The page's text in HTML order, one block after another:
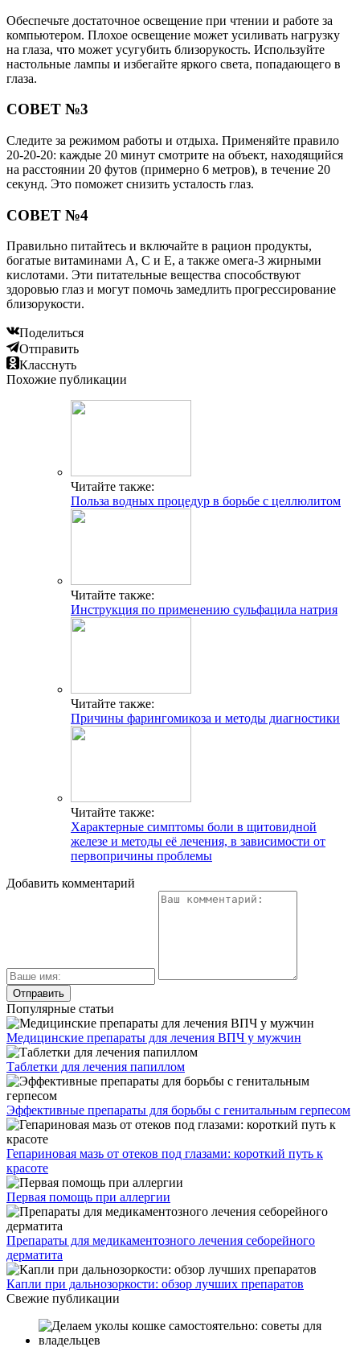
Обеспечьте достаточное освещение при чтении и работе за
компьютером. Плохое освещение может усиливать нагрузку
на глаза, что может усугубить близорукость. Используйте
настольные лампы и избегайте яркого света, попадающего в
глаза.
СОВЕТ №3
Следите за режимом работы и отдыха. Применяйте правило
20-20-20: каждые 20 минут смотрите на объект, находящийся
на расстоянии 20 футов (примерно 6 метров), в течение 20
секунд. Это поможет снизить усталость глаз.
СОВЕТ №4
Правильно питайтесь и включайте в рацион продукты,
богатые витаминами A, C и E, а также омега-3 жирными
кислотами. Эти питательные вещества способствуют
здоровью глаз и могут помочь замедлить прогрессирование
близорукости.
Поделиться
Отправить
Класснуть
Похожие публикации
Читайте также:
Польза водных процедур в борьбе с целлюлитом
Читайте также:
Инструкция по применению сульфацила натрия
Читайте также:
Причины фарингомикоза и методы диагностики
Читайте также:
Характерные симптомы боли в щитовидной
железе и методы её лечения, в зависимости от
первопричины проблемы
Добавить комментарий
Популярные статьи
Медицинские препараты для лечения ВПЧ у мужчин
Таблетки для лечения папиллом
Эффективные препараты для борьбы с генитальным герпесом
Гепариновая мазь от отеков под глазами: короткий путь к
красоте
Первая помощь при аллергии
Препараты для медикаментозного лечения себорейного
дерматита
Капли при дальнозоркости: обзор лучших препаратов
Свежие публикации